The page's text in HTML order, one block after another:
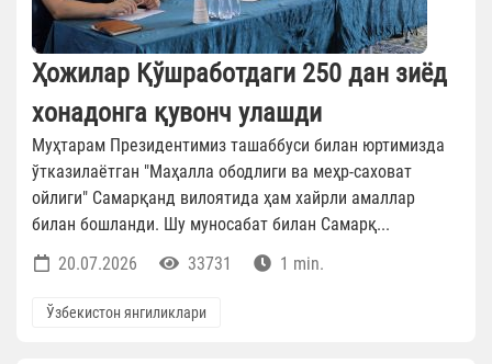
Ҳожилар Қўшработдаги 250 дан зиёд
хонадонга қувонч улашди
Муҳтарам Президентимиз ташаббуси билан юртимизда
ўтказилаётган "Маҳалла ободлиги ва меҳр-саховат
ойлиги" Самарқанд вилоятида ҳам хайрли амаллар
билан бошланди. Шу муносабат билан Самарқ...
20.07.2026
33731 1 min.
Ўзбекистон янгиликлари